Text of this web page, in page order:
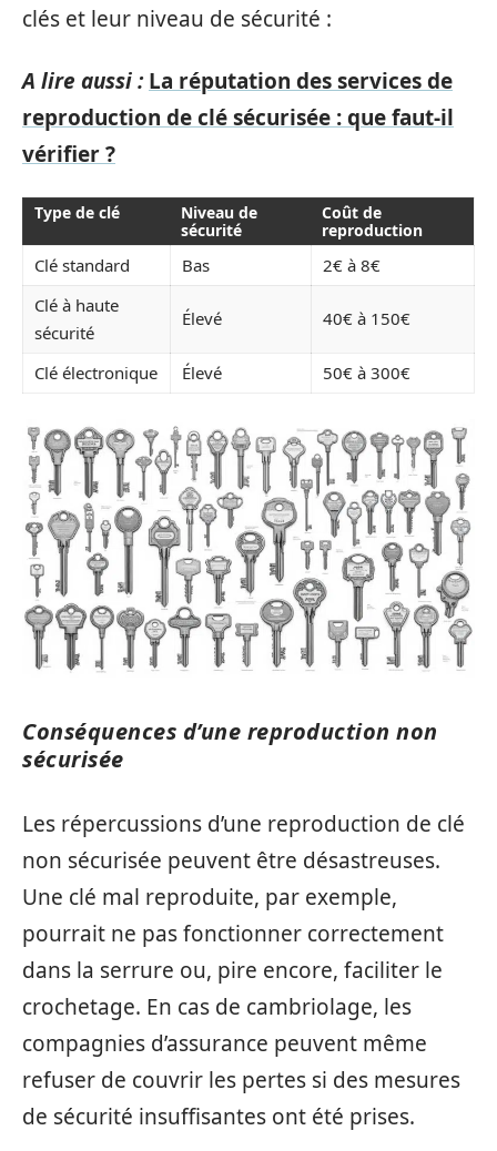
clés et leur niveau de sécurité :
A lire aussi : La réputation des services de
reproduction de clé sécurisée : que faut-il
vérifier ?
Type de clé
Niveau de
sécurité
Coût de
reproduction
Clé standard Bas
2€ à 8€
Clé à haute
sécurité
Élevé 40€ à 150€
Clé électronique Élevé 50€ à 300€
Conséquences d’une reproduction non
sécurisée
Les répercussions d’une reproduction de clé
non sécurisée peuvent être désastreuses.
Une clé mal reproduite, par exemple,
pourrait ne pas fonctionner correctement
dans la serrure ou, pire encore, faciliter le
crochetage. En cas de cambriolage, les
compagnies d’assurance peuvent même
refuser de couvrir les pertes si des mesures
de sécurité insuffisantes ont été prises.